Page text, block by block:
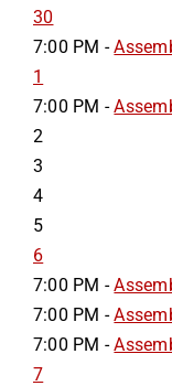
30
7:00 PM -
1
7:00 PM -
2
3
4
5
6
7:00 PM -
7:00 PM -
7:00 PM -
7